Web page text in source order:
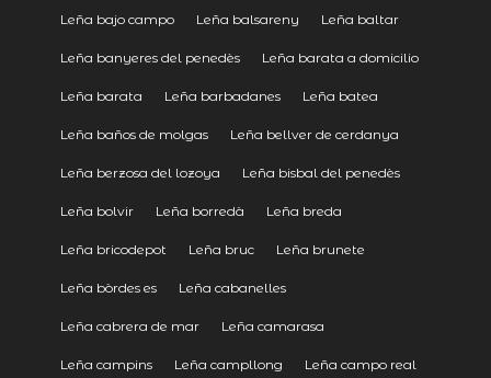
Leña bajo campo Leña balsareny Leña baltar
Leña banyeres del penedès Leña barata a domicilio
Leña barata Leña barbadanes Leña batea
Leña baños de molgas Leña bellver de cerdanya
Leña berzosa del lozoya Leña bisbal del penedès
Leña bolvir Leña borredà Leña breda
Leña bricodepot Leña bruc Leña brunete
Leña bòrdes es Leña cabanelles
Leña cabrera de mar Leña camarasa
Leña campins Leña campllong Leña campo real